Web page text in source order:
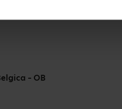
– OB